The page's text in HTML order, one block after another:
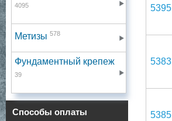
4095
Метизы 578
Фундаментный крепеж
39
Способы оплаты
5395
5383
5385